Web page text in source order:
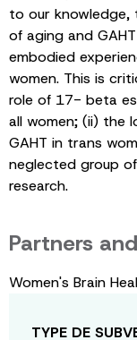
to our
of aging and
embodied
women. This is
role of 17- beta
all women; (ii) the
GAHT in trans
neglected group
research.
Partners
Women's Brain
TYPE DE